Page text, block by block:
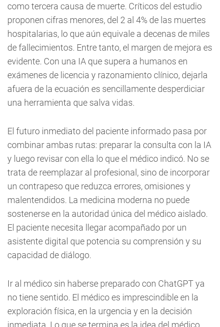
como tercera causa de muerte. Críticos del estudio
proponen cifras menores, del 2 al 4% de las muertes
hospitalarias, lo que aún equivale a decenas de miles
de fallecimientos. Entre tanto, el margen de mejora es
evidente. Con una IA que supera a humanos en
exámenes de licencia y razonamiento clínico, dejarla
afuera de la ecuación es sencillamente desperdiciar
una herramienta que salva vidas.
El futuro inmediato del paciente informado pasa por
combinar ambas rutas: preparar la consulta con la IA
y luego revisar con ella lo que el médico indicó. No se
trata de reemplazar al profesional, sino de incorporar
un contrapeso que reduzca errores, omisiones y
malentendidos. La medicina moderna no puede
sostenerse en la autoridad única del médico aislado.
El paciente necesita llegar acompañado por un
asistente digital que potencia su comprensión y su
capacidad de diálogo.
Ir al médico sin haberse preparado con ChatGPT ya
no tiene sentido. El médico es imprescindible en la
exploración física, en la urgencia y en la decisión
inmediata. Lo que se termina es la idea del médico